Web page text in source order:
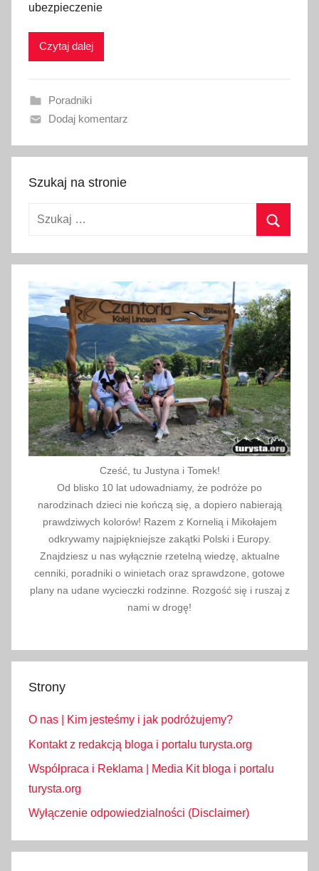
i
w
n
o
8
l
a
0
1
8
ubezpieczenie
Czytaj dalej
Poradniki
Dodaj komentarz
Szukaj na stronie
Szukaj:
Cześć, tu Justyna i Tomek!
Od blisko 10 lat udowadniamy, że podróże po
narodzinach dzieci nie kończą się, a dopiero nabierają
prawdziwych kolorów! Razem z Kornelią i Mikołajem
odkrywamy najpiękniejsze zakątki Polski i Europy.
Znajdziesz u nas wyłącznie rzetelną wiedzę, aktualne
cenniki, poradniki o winietach oraz sprawdzone, gotowe
plany na udane wycieczki rodzinne. Rozgość się i ruszaj z
nami w drogę!
Strony
O nas | Kim jesteśmy i jak podróżujemy?
Kontakt z redakcją bloga i portalu turysta.org
Współpraca i Reklama | Media Kit bloga i portalu
turysta.org
Wyłączenie odpowiedzialności (Disclaimer)